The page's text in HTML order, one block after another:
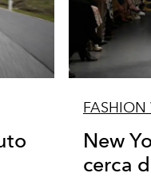
FASHION
New
cerca